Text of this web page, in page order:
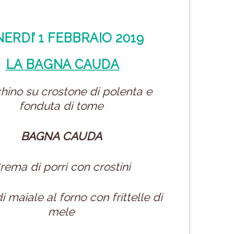
1 FEBBRAIO 2019
LA BAGNA CAUDA
su crostone di polenta e
fonduta di tome
BAGNA CAUDA
di porri con crostini
maiale al forno con frittelle di
mele